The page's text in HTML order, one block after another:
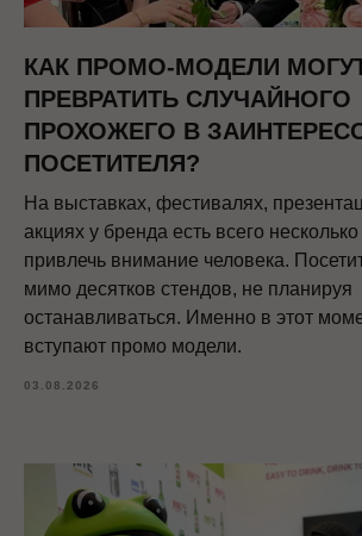
КАК ПРОМО-МОДЕЛИ
ПРЕВРАТИТЬ СЛУЧАЙНОГО
ПРОХОЖЕГО В
ПОСЕТИТЕЛЯ?
На выставках, фестивалях,
акциях у бренда есть всего
привлечь внимание человека.
мимо десятков стендов, не планируя
останавливаться. Именно в этот
вступают промо модели.
03.08.2026